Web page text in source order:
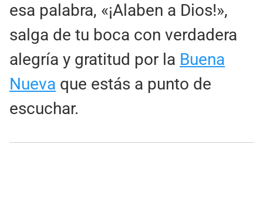
esa palabra, «¡Alaben a Dios!»,
salga de tu boca con verdadera
alegría y gratitud por la Buena
Nueva que estás a punto de
escuchar.